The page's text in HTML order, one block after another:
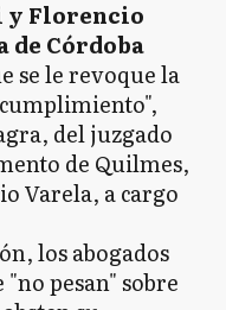
y Florencio
de Córdoba
se le revoque la
del juzgado
de Quilmes,
Varela, a cargo
los abogados
pesan" sobre